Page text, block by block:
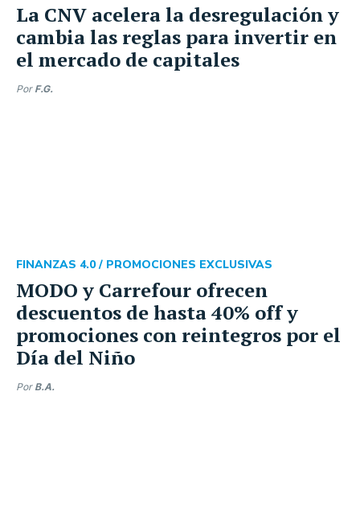
La CNV acelera la desregulación y
cambia las reglas para invertir en
el mercado de capitales
Por F.G.
MODO y Carrefour ofrecen
descuentos de hasta 40% off y
promociones con reintegros por el
Día del Niño
FINANZAS 4.0 / PROMOCIONES EXCLUSIVAS
Por B.A.